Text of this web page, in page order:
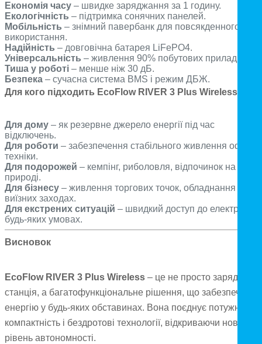
Економія часу – швидке заряджання за 1 годину.
Екологічність – підтримка сонячних панелей.
Мобільність – знімний павербанк для повсякденного
використання.
Надійність – довговічна батарея LiFePO4.
Універсальність – живлення 90% побутових приладів.
Тиша у роботі – менше ніж 30 дБ.
Безпека – сучасна система BMS і режим ДБЖ.
Для кого підходить EcoFlow RIVER 3 Plus Wireless?
Для дому – як резервне джерело енергії під час
відключень.
Для роботи – забезпечення стабільного живлення офісної
техніки.
Для подорожей – кемпінг, риболовля, відпочинок на
природі.
Для бізнесу – живлення торгових точок, обладнання на
виїзних заходах.
Для екстрених ситуацій – швидкий доступ до електрики у
будь-яких умовах.
Висновок
EcoFlow RIVER 3 Plus Wireless – це не просто зарядна
станція, а багатофункціональне рішення, що забезпечує
енергію у будь-яких обставинах. Вона поєднує потужність,
компактність і бездротові технології, відкриваючи новий
рівень автономності.